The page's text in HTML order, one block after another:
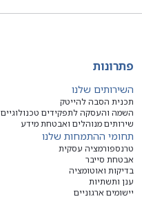
פתרונות
השירותים שלנו
תכנית הסבה להייטק
השמה והעסקה לתפקידים טכנולוגיים
שירותים מנוהלים ואבטחת מידע
תחומי ההתמחות שלנו
טרנספורמציה עסקית
אבטחת סייבר
בדיקות ואוטומציה
ענן ותשתיות
יישומים ארגוניים